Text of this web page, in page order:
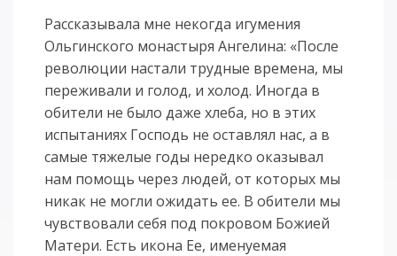
Рассказывала мне некогда игумения
Ольгинского монастыря Ангелина: «После
революции настали трудные времена, мы
переживали и голод, и холод. Иногда в
обители не было даже хлеба, но в этих
испытаниях Господь не оставлял нас, а в
самые тяжелые годы нередко оказывал
нам помощь через людей, от которых мы
никак не могли ожидать ее. В обители мы
чувствовали себя под покровом Божией
Матери. Есть икона Ее, именуемая